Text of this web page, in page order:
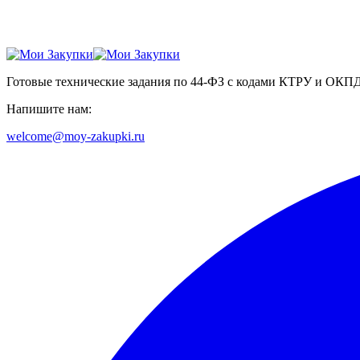
Готовые технические задания по 44-ФЗ с кодами КТРУ и
Напишите нам:
welcome@moy-zakupki.ru